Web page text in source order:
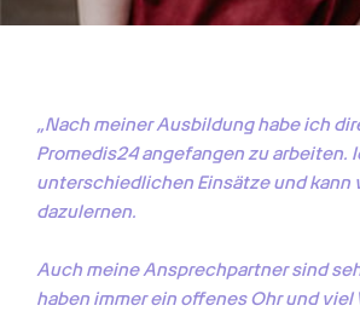
„Nach meiner Ausbildung habe ich
Promedis24 angefangen zu arbeiten.
unterschiedlichen Einsätze und kann
dazulernen.
Auch meine Ansprechpartner sind
haben immer ein offenes Ohr und viel